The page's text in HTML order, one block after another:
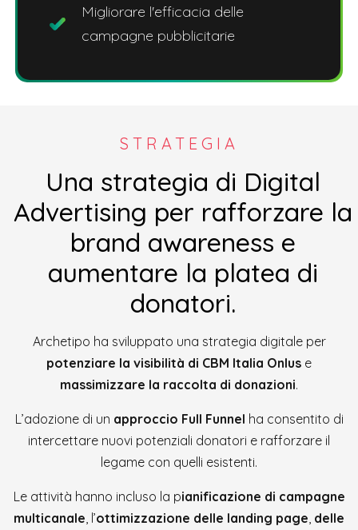
Migliorare l'efficacia delle
campagne pubblicitarie
STRATEGIA
Una strategia di Digital
Advertising per rafforzare la
brand awareness e
aumentare la platea di
donatori.
Archetipo ha sviluppato una strategia digitale per
potenziare la visibilità di CBM Italia Onlus e
massimizzare la raccolta di donazioni.
L’adozione di un approccio Full Funnel ha consentito di
intercettare nuovi potenziali donatori e rafforzare il
legame con quelli esistenti.
Le attività hanno incluso la pianificazione di campagne
multicanale, l’ottimizzazione delle landing page, delle